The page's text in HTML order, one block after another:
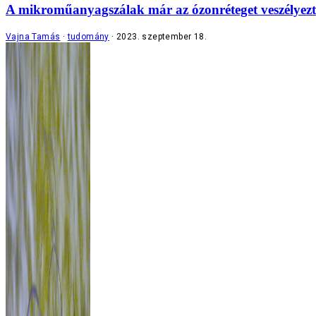
A mikroműanyagszálak már az ózonréteget
Vajna Tamás tudomány 2023. szeptember 18.